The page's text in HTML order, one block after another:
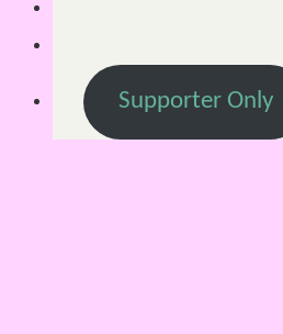
Supporter Only